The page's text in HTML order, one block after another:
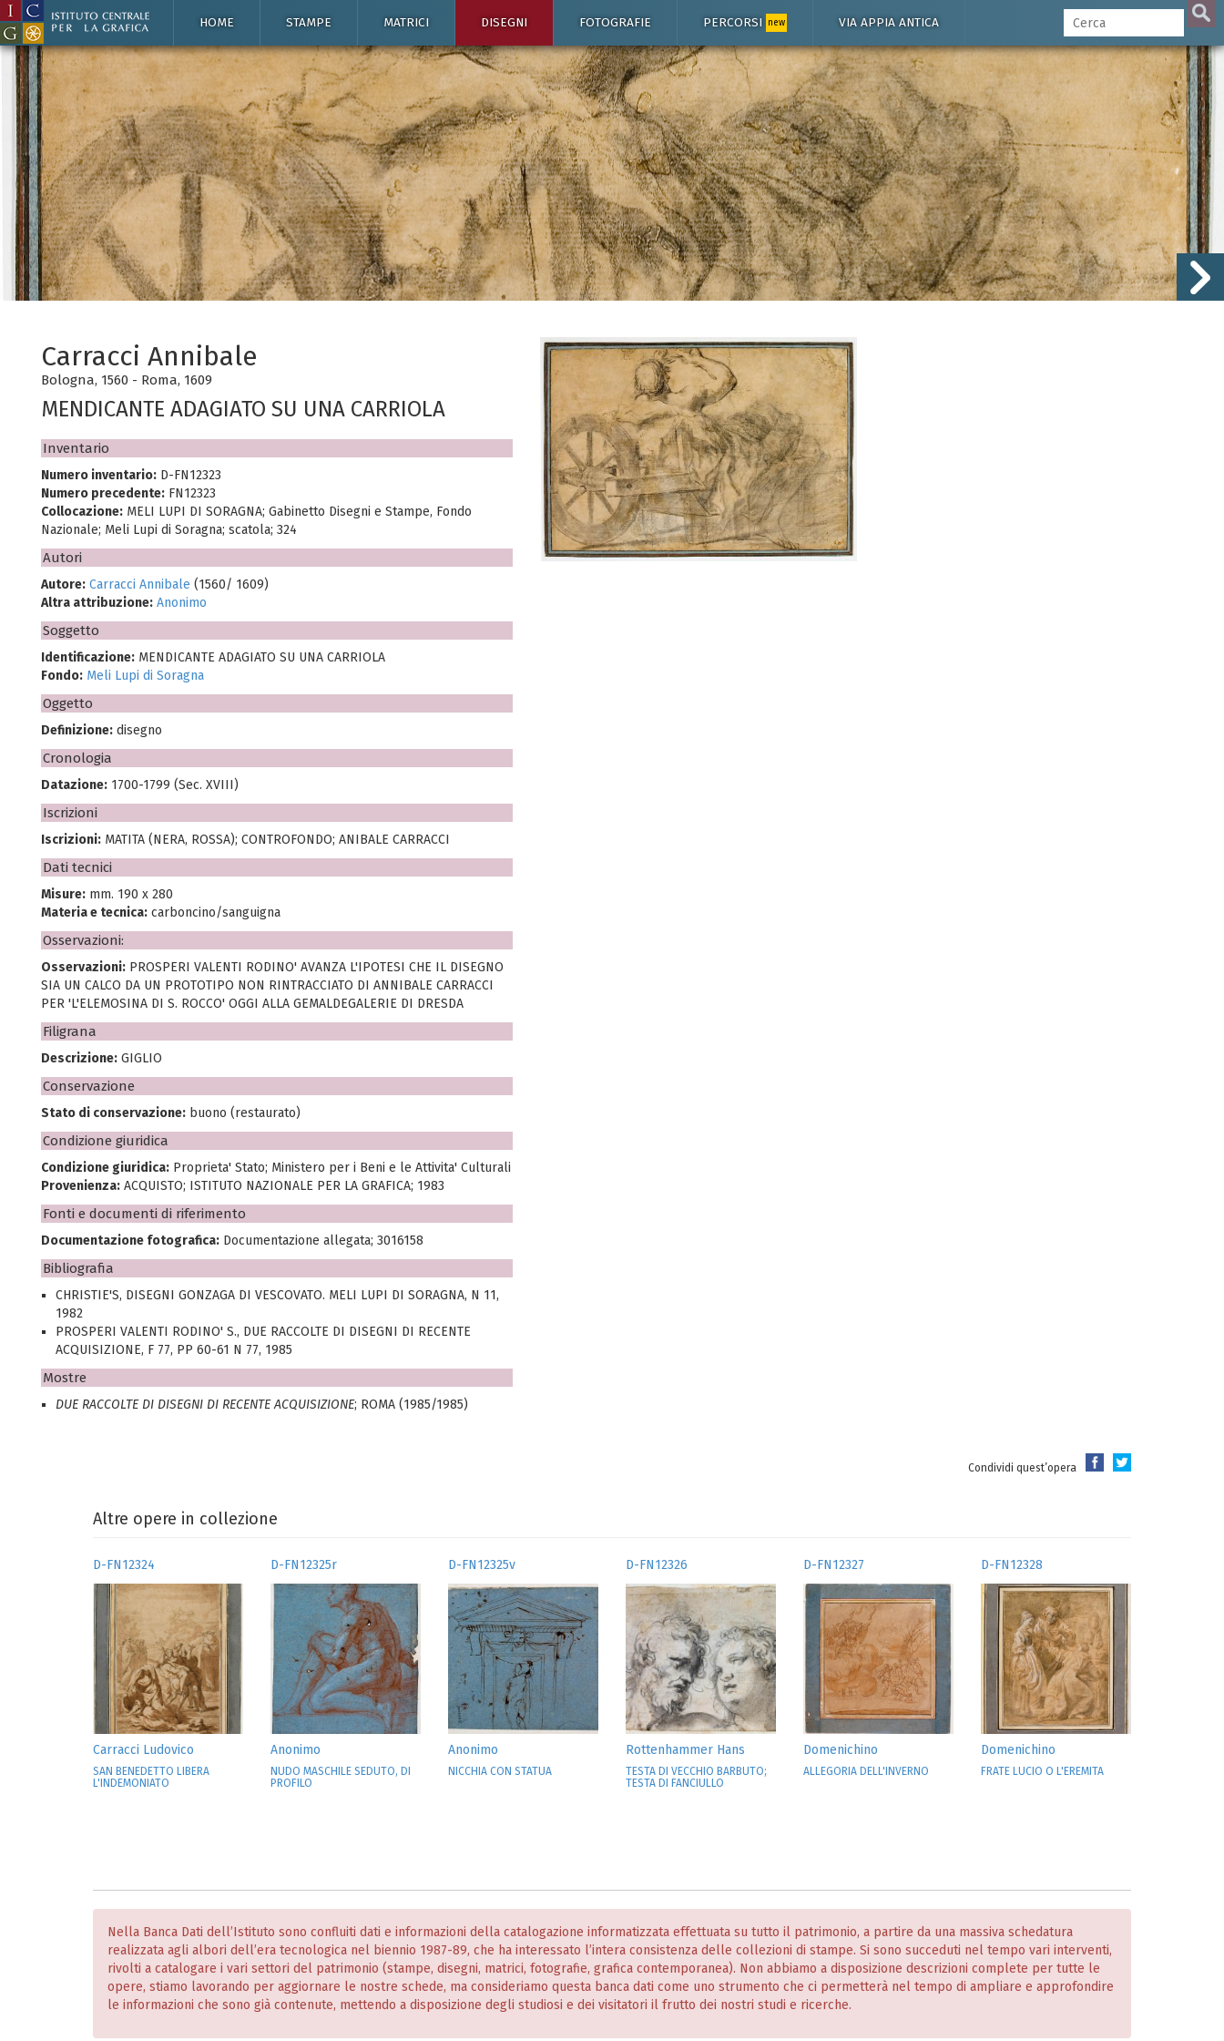
HOME STAMPE MATRICI DISEGNI FOTOGRAFIE PERCORSI new VIA APPIA ANTICA
Carracci Annibale
Bologna, 1560 - Roma, 1609
MENDICANTE ADAGIATO SU UNA CARRIOLA
Inventario
Numero inventario: D-FN12323
Numero precedente: FN12323
Collocazione: MELI LUPI DI SORAGNA; Gabinetto Disegni e Stampe, Fondo
Nazionale; Meli Lupi di Soragna; scatola; 324
Autori
Autore: Carracci Annibale (1560/ 1609)
Altra attribuzione: Anonimo
Soggetto
Identificazione: MENDICANTE ADAGIATO SU UNA CARRIOLA
Fondo: Meli Lupi di Soragna
Oggetto
Definizione: disegno
Cronologia
Datazione: 1700-1799 (Sec. XVIII)
Iscrizioni
Iscrizioni: MATITA (NERA, ROSSA); CONTROFONDO; ANIBALE CARRACCI
Dati tecnici
Misure: mm. 190 x 280
Materia e tecnica: carboncino/sanguigna
Osservazioni:
Osservazioni: PROSPERI VALENTI RODINO' AVANZA L'IPOTESI CHE IL DISEGNO
SIA UN CALCO DA UN PROTOTIPO NON RINTRACCIATO DI ANNIBALE CARRACCI
PER 'L'ELEMOSINA DI S. ROCCO' OGGI ALLA GEMALDEGALERIE DI DRESDA
Filigrana
Descrizione: GIGLIO
Conservazione
Stato di conservazione: buono (restaurato)
Condizione giuridica
Condizione giuridica: Proprieta' Stato; Ministero per i Beni e le Attivita' Culturali
Provenienza: ACQUISTO; ISTITUTO NAZIONALE PER LA GRAFICA; 1983
Fonti e documenti di riferimento
Documentazione fotografica: Documentazione allegata; 3016158
Bibliografia
CHRISTIE'S, DISEGNI GONZAGA DI VESCOVATO. MELI LUPI DI SORAGNA, N 11,
1982
PROSPERI VALENTI RODINO' S., DUE RACCOLTE DI DISEGNI DI RECENTE
ACQUISIZIONE, F 77, PP 60-61 N 77, 1985
Mostre
DUE RACCOLTE DI DISEGNI DI RECENTE ACQUISIZIONE; ROMA (1985/1985)
Condividi quest’opera
Altre opere in collezione
D-FN12324
Carracci Ludovico
SAN BENEDETTO LIBERA
L'INDEMONIATO
D-FN12325r
Anonimo
NUDO MASCHILE SEDUTO, DI
PROFILO
D-FN12325v
Anonimo
NICCHIA CON STATUA
D-FN12326
Rottenhammer Hans
TESTA DI VECCHIO BARBUTO;
TESTA DI FANCIULLO
D-FN12327
Domenichino
ALLEGORIA DELL'INVERNO
D-FN12328
Domenichino
FRATE LUCIO O L'EREMITA
Nella Banca Dati dell’Istituto sono confluiti dati e informazioni della catalogazione informatizzata effettuata su tutto il patrimonio, a partire da una massiva schedatura
realizzata agli albori dell’era tecnologica nel biennio 1987-89, che ha interessato l’intera consistenza delle collezioni di stampe. Si sono succeduti nel tempo vari interventi,
rivolti a catalogare i vari settori del patrimonio (stampe, disegni, matrici, fotografie, grafica contemporanea). Non abbiamo a disposizione descrizioni complete per tutte le
opere, stiamo lavorando per aggiornare le nostre schede, ma consideriamo questa banca dati come uno strumento che ci permetterà nel tempo di ampliare e approfondire
le informazioni che sono già contenute, mettendo a disposizione degli studiosi e dei visitatori il frutto dei nostri studi e ricerche.